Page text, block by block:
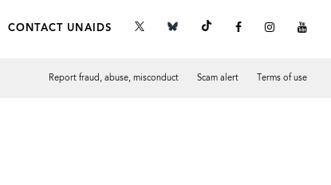
CONTACT UNAIDS
Report fraud, abuse, misconduct Scam alert Terms of use